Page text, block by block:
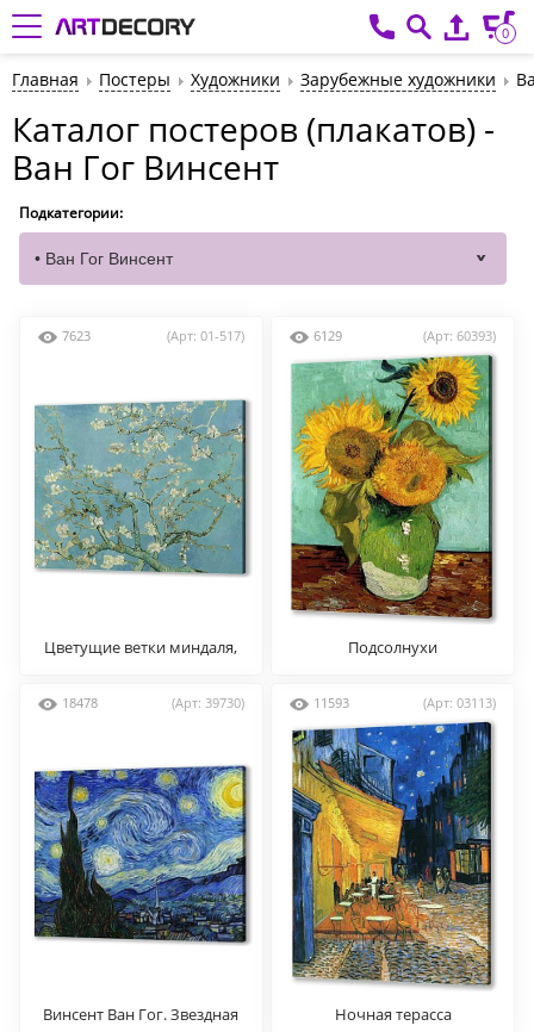
0
Главная Постеры Художники Зарубежные художники
Каталог постеров (плакатов) -
Ван Гог Винсент
Подкатегории:
7623 (Арт: 01-517)
Цветущие ветки миндаля,
6129 (Арт: 60393)
Подсолнухи
18478 (Арт: 39730)
Винсент Ван Гог. Звездная
11593 (Арт: 03113)
Ночная терасса